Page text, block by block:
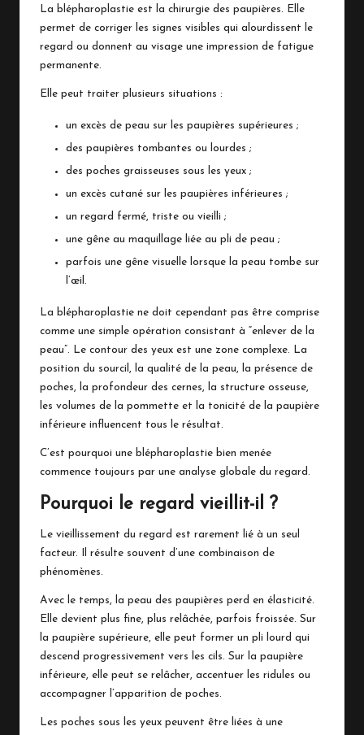
La blépharoplastie est la chirurgie des paupières. Elle
permet de corriger les signes visibles qui alourdissent le
regard ou donnent au visage une impression de fatigue
permanente.
Elle peut traiter plusieurs situations :
un excès de peau sur les paupières supérieures ;
des paupières tombantes ou lourdes ;
des poches graisseuses sous les yeux ;
un excès cutané sur les paupières inférieures ;
un regard fermé, triste ou vieilli ;
une gêne au maquillage liée au pli de peau ;
parfois une gêne visuelle lorsque la peau tombe sur
l’œil.
La blépharoplastie ne doit cependant pas être comprise
comme une simple opération consistant à “enlever de la
peau”. Le contour des yeux est une zone complexe. La
position du sourcil, la qualité de la peau, la présence de
poches, la profondeur des cernes, la structure osseuse,
les volumes de la pommette et la tonicité de la paupière
inférieure influencent tous le résultat.
C’est pourquoi une blépharoplastie bien menée
commence toujours par une analyse globale du regard.
Pourquoi le regard vieillit-il ?
Le vieillissement du regard est rarement lié à un seul
facteur. Il résulte souvent d’une combinaison de
phénomènes.
Avec le temps, la peau des paupières perd en élasticité.
Elle devient plus fine, plus relâchée, parfois froissée. Sur
la paupière supérieure, elle peut former un pli lourd qui
descend progressivement vers les cils. Sur la paupière
inférieure, elle peut se relâcher, accentuer les ridules ou
accompagner l’apparition de poches.
Les poches sous les yeux peuvent être liées à une